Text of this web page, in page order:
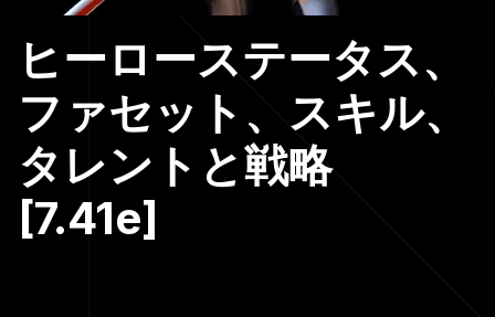
ヒーローステータス、
ファセット、スキル、
タレントと戦略
[7.41e]